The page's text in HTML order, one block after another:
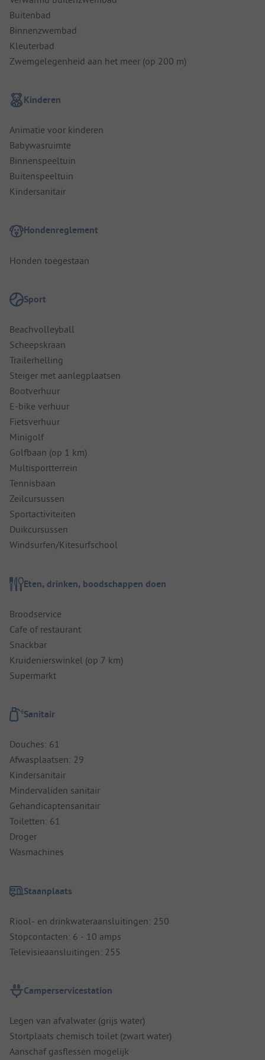
Buitenbad
Binnenzwembad
Kleuterbad
Zwemgelegenheid aan het meer (op 200 m)
Kinderen
Animatie voor kinderen
Babywasruimte
Binnenspeeltuin
Buitenspeeltuin
Kindersanitair
Hondenreglement
Honden toegestaan
Sport
Beachvolleyball
Scheepskraan
Trailerhelling
Steiger met aanlegplaatsen
Bootverhuur
E-bike verhuur
Fietsverhuur
Minigolf
Golfbaan (op 1 km)
Multisportterrein
Tennisbaan
Zeilcursussen
Sportactiviteiten
Duikcursussen
Windsurfen/Kitesurfschool
Eten, drinken, boodschappen doen
Broodservice
Cafe of restaurant
Snackbar
Kruidenierswinkel (op 7 km)
Supermarkt
Sanitair
Douches: 61
Afwasplaatsen: 29
Kindersanitair
Mindervaliden sanitair
Gehandicaptensanitair
Toiletten: 61
Droger
Wasmachines
Staanplaats
Riool- en drinkwateraansluitingen: 250
Stopcontacten: 6 - 10 amps
Televisieaansluitingen: 255
Camperservicestation
Legen van afvalwater (grijs water)
Stortplaats chemisch toilet (zwart water)
Aanschaf gasflessen mogelijk